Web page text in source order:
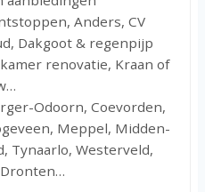
Anders, CV
Dakgoot & regenpijp
renovatie, Kraan of
Odoorn, Coevorden,
Meppel, Midden-
Tynaarlo, Westerveld,